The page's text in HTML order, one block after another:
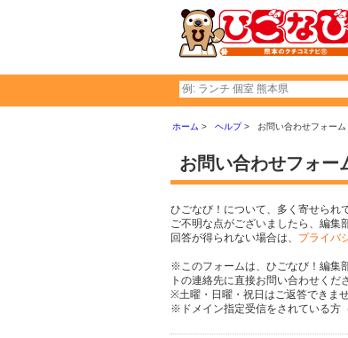
ホーム ヘルプ お問い合わせフォーム
お問い合わせフォー
ひごなび！について、多く寄せられ
ご不明な点がございましたら、編集
回答が得られない場合は、 プライバ
※このフォームは、ひごなび！編集
トの連絡先に直接お問い合わせくだ
※土曜・日曜・祝日はご返答できま
※ドメイン指定受信をされている方